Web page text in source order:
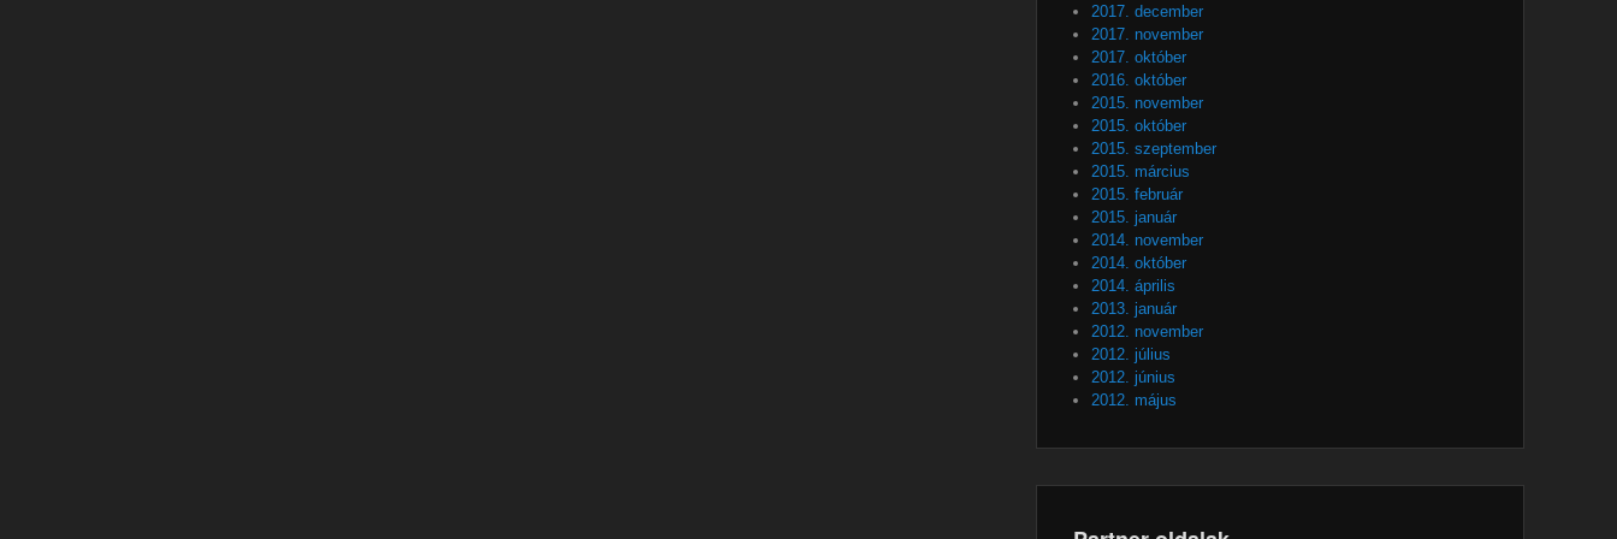
2017. december
2017. november
2017. október
2016. október
2015. november
2015. október
2015. szeptember
2015. március
2015. február
2015. január
2014. november
2014. október
2014. április
2013. január
2012. november
2012. július
2012. június
2012. május